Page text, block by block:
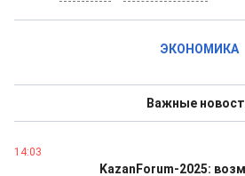
ЭКОНОМИКА
Важные
14:03
KazanForum-2025: